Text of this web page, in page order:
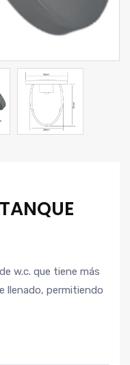
w.c. que tiene más
llenado, permitiendo